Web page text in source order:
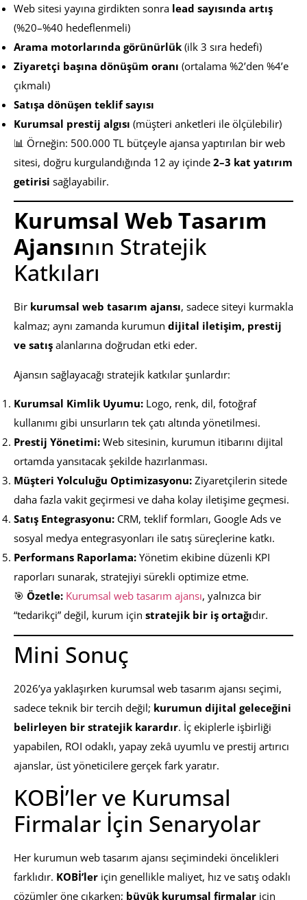
Web sitesi yayına girdikten sonra lead sayısında artış
(%20–%40 hedeflenmeli)
Arama motorlarında görünürlük (ilk 3 sıra hedefi)
Ziyaretçi başına dönüşüm oranı (ortalama %2’den %4’e
çıkmalı)
Satışa dönüşen teklif sayısı
Kurumsal prestij algısı (müşteri anketleri ile ölçülebilir)
📊 Örneğin: 500.000 TL bütçeyle ajansa yaptırılan bir web
sitesi, doğru kurgulandığında 12 ay içinde 2–3 kat yatırım
getirisi sağlayabilir.
Kurumsal Web Tasarım
Ajansının Stratejik
Katkıları
Bir kurumsal web tasarım ajansı, sadece siteyi kurmakla
kalmaz; aynı zamanda kurumun dijital iletişim, prestij
ve satış alanlarına doğrudan etki eder.
Ajansın sağlayacağı stratejik katkılar şunlardır:
Kurumsal Kimlik Uyumu: Logo, renk, dil, fotoğraf
kullanımı gibi unsurların tek çatı altında yönetilmesi.
Prestij Yönetimi: Web sitesinin, kurumun itibarını dijital
ortamda yansıtacak şekilde hazırlanması.
Müşteri Yolculuğu Optimizasyonu: Ziyaretçilerin sitede
daha fazla vakit geçirmesi ve daha kolay iletişime geçmesi.
Satış Entegrasyonu: CRM, teklif formları, Google Ads ve
sosyal medya entegrasyonları ile satış süreçlerine katkı.
Performans Raporlama: Yönetim ekibine düzenli KPI
raporları sunarak, stratejiyi sürekli optimize etme.
🎯 Özetle: Kurumsal web tasarım ajansı, yalnızca bir
“tedarikçi” değil, kurum için stratejik bir iş ortağıdır.
Mini Sonuç
2026’ya yaklaşırken kurumsal web tasarım ajansı seçimi,
sadece teknik bir tercih değil; kurumun dijital geleceğini
belirleyen bir stratejik karardır. İç ekiplerle işbirliği
yapabilen, ROI odaklı, yapay zekâ uyumlu ve prestij artırıcı
ajanslar, üst yöneticilere gerçek fark yaratır.
KOBİ’ler ve Kurumsal
Firmalar İçin Senaryolar
Her kurumun web tasarım ajansı seçimindeki öncelikleri
farklıdır. KOBİ’ler için genellikle maliyet, hız ve satış odaklı
çözümler öne çıkarken; büyük kurumsal firmalar için